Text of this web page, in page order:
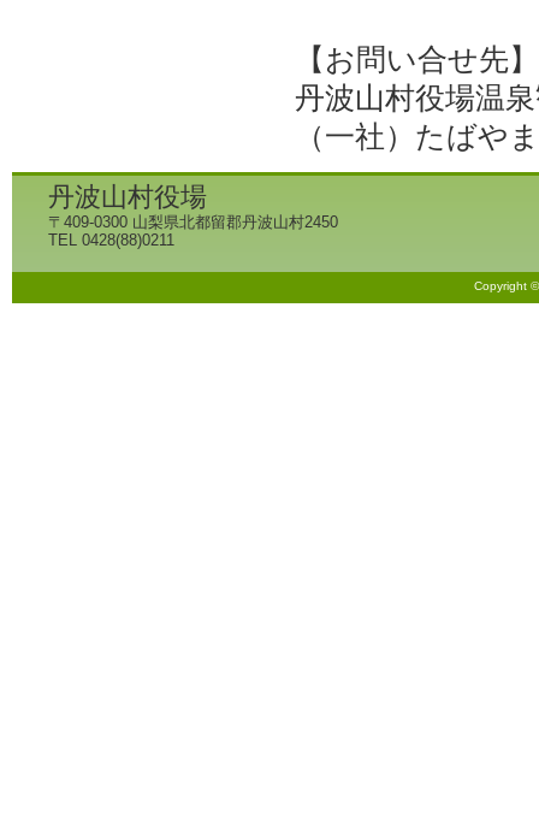
【お問い合せ
丹波山村役場
（一社）たば
丹波山村役場
〒409-0300 山梨県北都留郡丹波山村2450
TEL 0428(88)0211
Copyright